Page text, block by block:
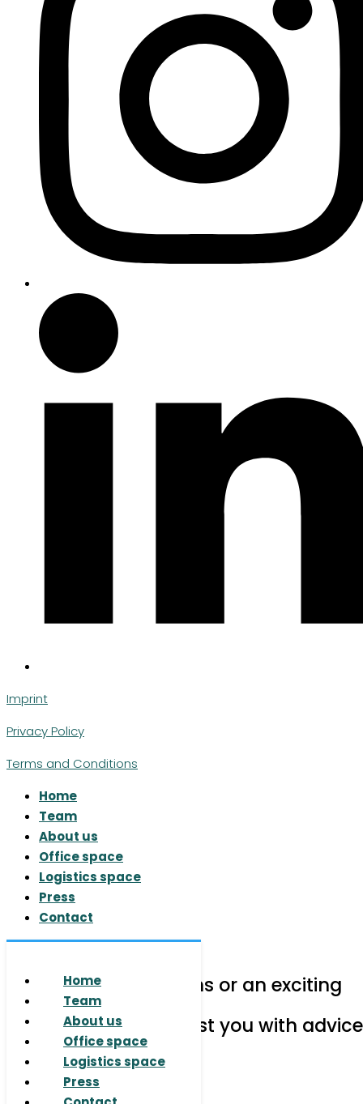
Imprint
Privacy Policy
Terms and Conditions
Home
Team
About us
Office space
Logistics space
Press
Contact
Home
Team
About us
Office space
Logistics space
Press
Do you have questions or an exciting
project for us?
We are happy to assist you with